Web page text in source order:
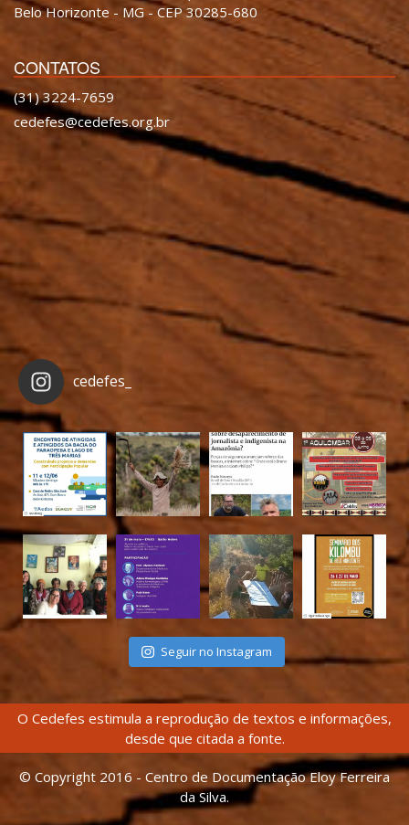
Belo Horizonte - MG - CEP 30285-680
CONTATOS
(31) 3224-7659
cedefes@cedefes.org.br
cedefes_
Seguir no Instagram
O Cedefes estimula a reprodução de textos e informações,
desde que citada a fonte.
© Copyright 2016 - Centro de Documentação Eloy Ferreira
da Silva.